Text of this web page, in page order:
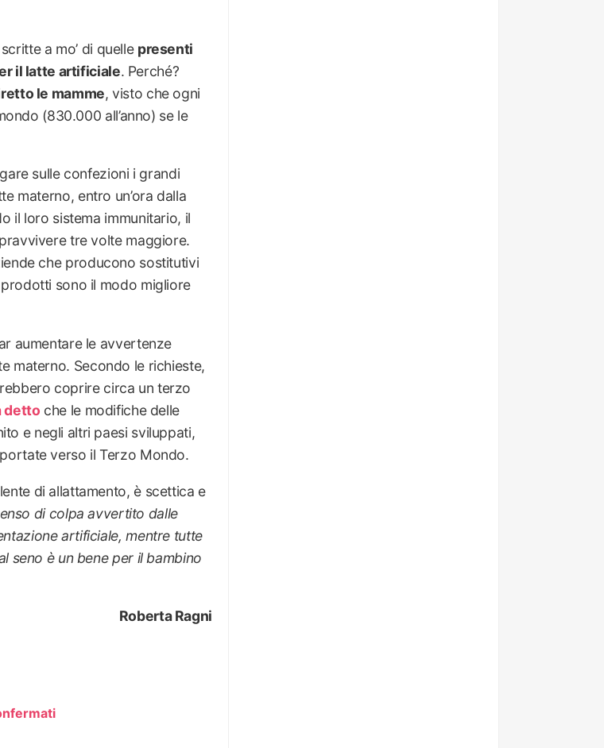
a mo’ di quelle presenti
il latte artificiale. Perché?
le mamme, visto che ogni
(830.000 all’anno) se le
sulle confezioni i grandi
materno, entro un’ora dalla
il loro sistema immunitario, il
tre volte maggiore.
che producono sostitutivi
sono il modo migliore
aumentare le avvertenze
materno. Secondo le richieste,
coprire circa un terzo
detto che le modifiche delle
e negli altri paesi sviluppati,
verso il Terzo Mondo.
di allattamento, è scettica e
di colpa avvertito dalle
artificiale, mentre tutte
seno è un bene per il bambino
Roberta Ragni